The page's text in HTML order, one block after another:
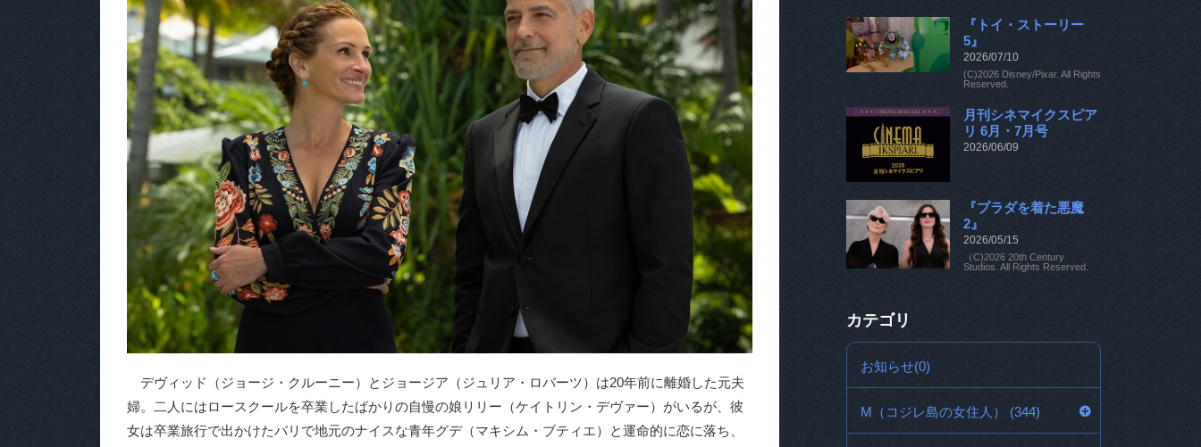
デヴィッド（ジョージ・クルーニー）とジョージア（ジュリア・ロバーツ）は20年前に離婚した元夫
婦。二人にはロースクールを卒業したばかりの自慢の娘リリー（ケイトリン・デヴァー）がいるが、彼
女は卒業旅行で出かけたバリで地元のナイスな青年グデ（マキシム・ブティエ）と運命的に恋に落ち、
『トイ・ストーリー
5』
2026/07/10
(C)2026 Disney/Pixar. All Rights
Reserved.
月刊シネマイクスピア
リ 6月・7月号
2026/06/09
『プラダを着た悪魔
2』
2026/05/15
（C)2026 20th Century
Studios. All Rights Reserved.
カテゴリ
お知らせ(0)
M（コジレ島の女住人） (344)